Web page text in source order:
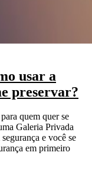
usar a
preservar?
quem quer se
Galeria Privada
e você se
em primeiro